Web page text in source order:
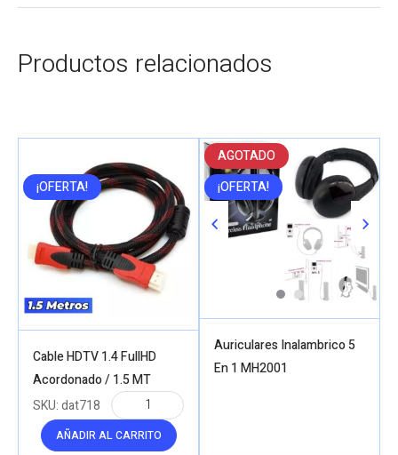
Productos relacionados
¡OFERTA!
Cable HDTV 1.4 FullHD
Acordonado / 1.5 MT
AÑADIR AL CARRITO
SKU:dat718
AGOTADO
¡OFERTA!
Auriculares Inalambrico 5
En 1 MH2001